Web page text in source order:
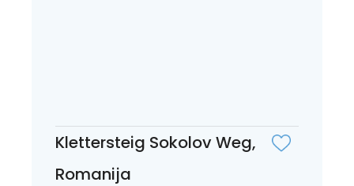
Klettersteig Sokolov Weg,
Romanija